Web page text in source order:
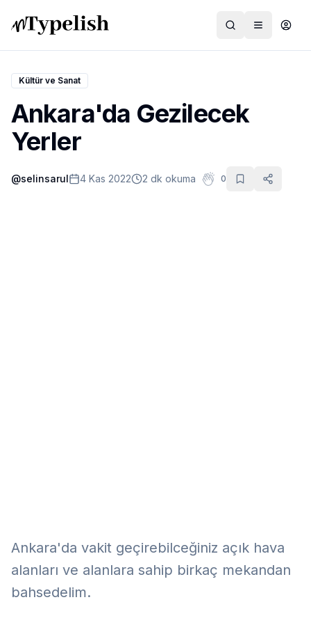
Dünya
Film ve Dizi
Kültür ve Sanat
Kültür ve Sanat
Ankara'da Gezilecek
Yerler
@selinsarul 4 Kas 2022 2 dk okuma 0
Ankara'da vakit geçirebilceğiniz açık hava
alanları ve alanlara sahip birkaç mekandan
bahsedelim.